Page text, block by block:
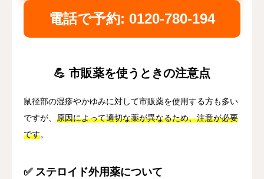
電話で予約: 0120-780-194
💪 市販薬を使うときの注意点
鼠径部の湿疹やかゆみに対して市販薬を使用する方も多い
ですが、 原因によって適切な薬が異なるため、注意が必要
です。
✅ ステロイド外用薬について